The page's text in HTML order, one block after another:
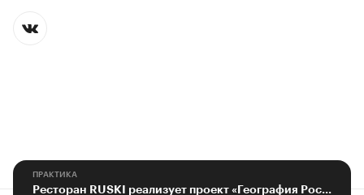
ПРАКТИКА
Ресторан RUSKI реализует проект «География России»